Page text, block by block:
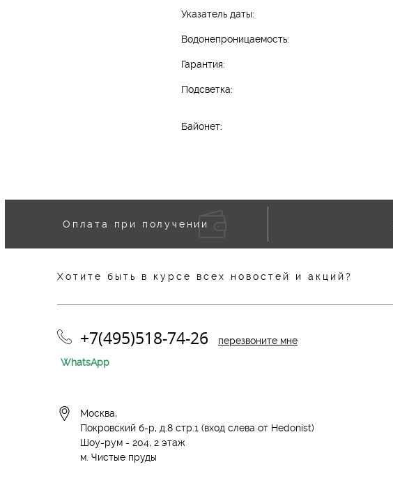
Указатель даты:
Водонепроницаемость:
Гарантия:
Подсветка:
Байонет:
Оплата при получении
Хотите быть в курсе всех новостей и акций?
+7(495)518-74-26
перезвоните мне
WhatsApp
Москва,
Покровский б-р, д.8 стр.1 (вход слева от Hedonist)
Шоу-рум - 204, 2 этаж
м. Чистые пруды